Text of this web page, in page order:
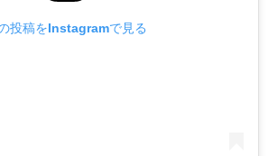
投稿をInstagramで見る